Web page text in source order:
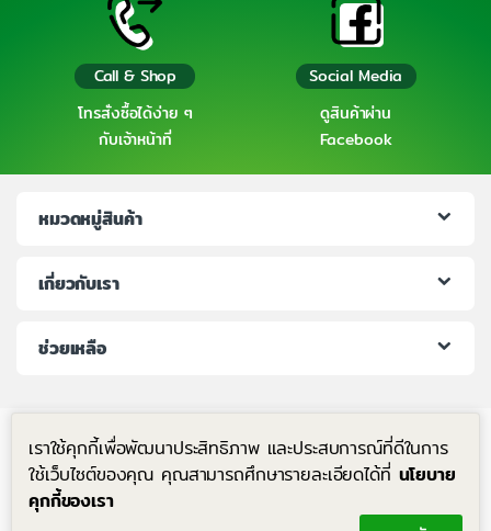
Call & Shop
โทรสั่งซื้อได้ง่าย ๆ
กับเจ้าหน้าที่
Social Media
ดูสินค้าผ่าน
Facebook
หมวดหมู่สินค้า
เกี่ยวกับเรา
ช่วยเหลือ
เราใช้คุกกี้เพื่อพัฒนาประสิทธิภาพ และประสบการณ์ที่ดีในการ
ใช้เว็บไซต์ของคุณ คุณสามารถศึกษารายละเอียดได้ที่ นโยบาย
คุกกี้ของเรา